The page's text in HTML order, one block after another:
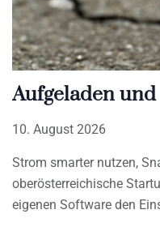
Aufgeladen
10. August 2026
Strom smarter nutzen,
oberösterreichische
eigenen Software den